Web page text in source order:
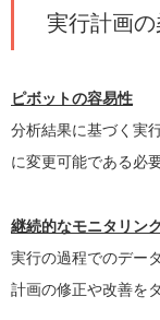
実行計画の
ピボットの容易性
分析結果に基づく実
に変更可能である必
継続的なモニタリン
実行の過程でのデー
計画の修正や改善を